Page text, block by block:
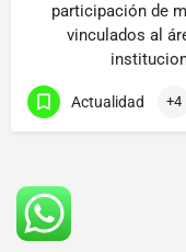
participación de
vinculados al
Actualidad +4